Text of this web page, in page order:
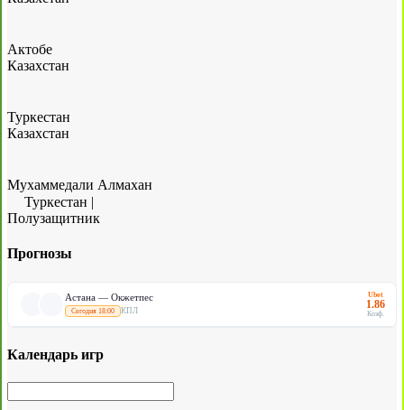
Актобе
Казахстан
Туркестан
Казахстан
Мухаммедали Алмахан
Туркестан |
Полузащитник
Прогнозы
Астана — Окжетпес
Сегодня 18:00 КПЛ
Ubet
1.86
Коэф.
Календарь игр